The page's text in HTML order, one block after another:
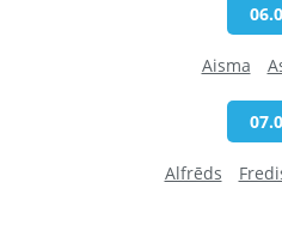
Aisma
Alfrēds